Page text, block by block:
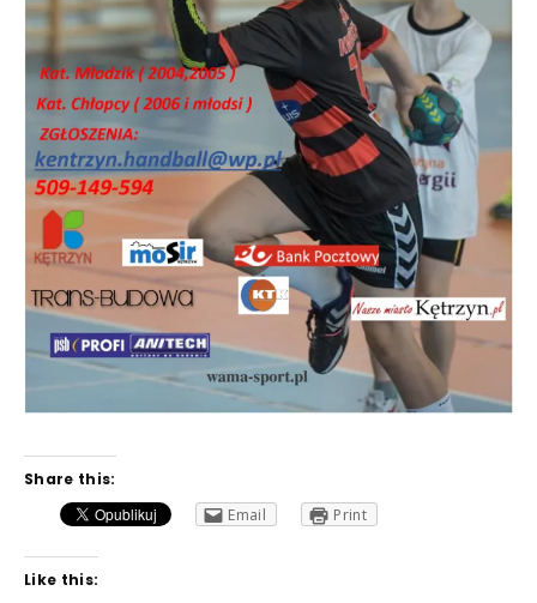
Share this:
Email
Print
Like this: